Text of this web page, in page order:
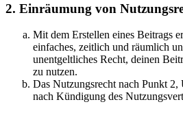
2. Einräumung von
Mit dem Erstellen eines Beitrags
einfaches, zeitlich und räumlich
unentgeltliches Recht, deinen
zu nutzen.
Das Nutzungsrecht nach Punkt 2,
nach Kündigung des